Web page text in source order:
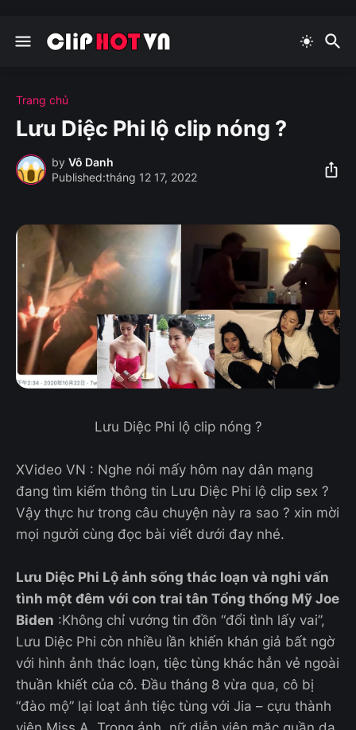
Trang chủ
Lưu Diệc Phi lộ clip nóng ?
by Vô Danh
tháng 12 17, 2022
Lưu Diệc Phi lộ clip nóng ?
XVideo VN : Nghe nói mấy hôm nay dân mạng
đang tìm kiếm thông tin Lưu Diệc Phi lộ clip sex ?
Vậy thực hư trong câu chuyện này ra sao ? xin mời
mọi người cùng đọc bài viết dưới đay nhé.
Lưu Diệc Phi Lộ ảnh sống thác loạn và nghi vấn
tình một đêm với con trai tân Tổng thống Mỹ Joe
Biden :Không chỉ vướng tin đồn “đổi tình lấy vai”,
Lưu Diệc Phi còn nhiều lần khiến khán giả bất ngờ
với hình ảnh thác loạn, tiệc tùng khác hẳn vẻ ngoài
thuần khiết của cô. Đầu tháng 8 vừa qua, cô bị
“đào mộ” lại loạt ảnh tiệc tùng với Jia – cựu thành